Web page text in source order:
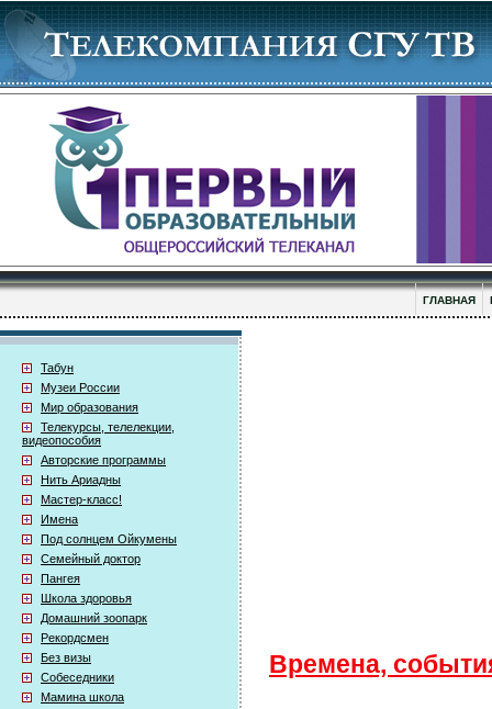
ГЛАВНАЯ
Табун
Музеи России
Мир образования
Телекурсы, телелекции,
видеопособия
Авторские программы
Нить Ариадны
Мастер-класс!
Имена
Под солнцем Ойкумены
Семейный доктор
Пангея
Школа здоровья
Домашний зоопарк
Рекордсмен
Без визы
Собеседники
Мамина школа
Времена,